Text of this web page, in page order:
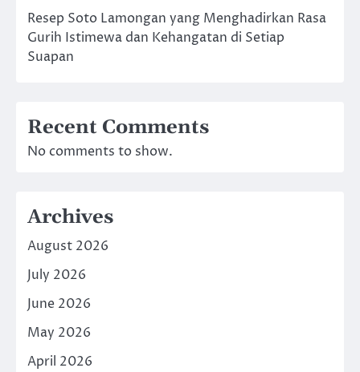
Resep Soto Lamongan yang Menghadirkan Rasa
Gurih Istimewa dan Kehangatan di Setiap
Suapan
Recent Comments
No comments to show.
Archives
August 2026
July 2026
June 2026
May 2026
April 2026